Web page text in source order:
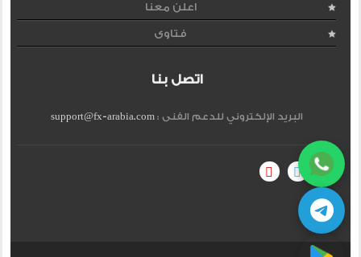
اعلن معنا
فتاوى
اتصل بنا
البريد الإلكتروني للدعم الفنى :support@fx-arabia.com